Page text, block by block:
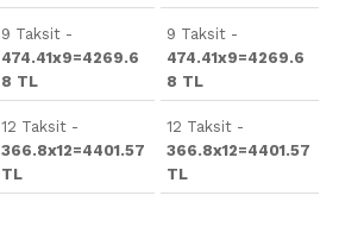
9 Taksit -
474.41x9=4269.6
8 TL
12 Taksit -
366.8x12=4401.57
TL
9 Taksit -
474.41x9=4269.6
8 TL
12 Taksit -
366.8x12=4401.57
TL